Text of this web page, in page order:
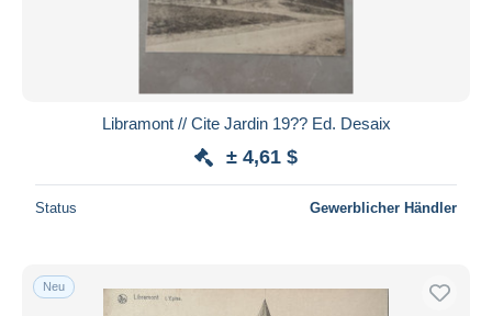
Libramont // Cite Jardin 19?? Ed. Desaix
± 4,61 $
Status Gewerblicher Händler
Neu